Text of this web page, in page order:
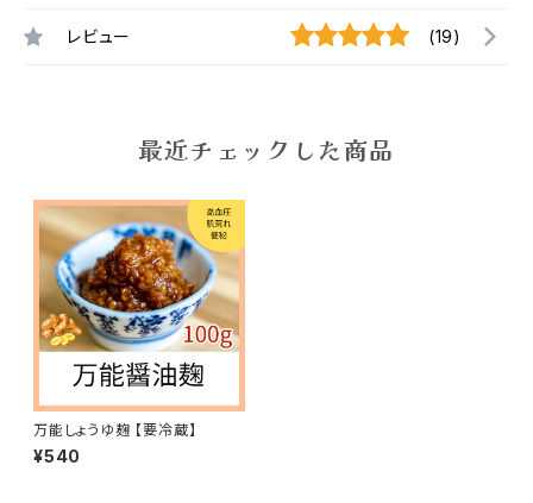
レビュー (19)
最近チェックした商品
万能しょうゆ麹 【要冷蔵】
¥540